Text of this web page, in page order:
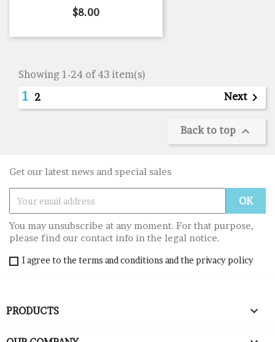
Price
$8.00
Showing 1-24 of 43 item(s)
1 2 Next 
Back to top 
Get our latest news and special sales
You may unsubscribe at any moment. For that purpose,
please find our contact info in the legal notice.
I agree to the terms and conditions and the privacy policy
PRODUCTS 